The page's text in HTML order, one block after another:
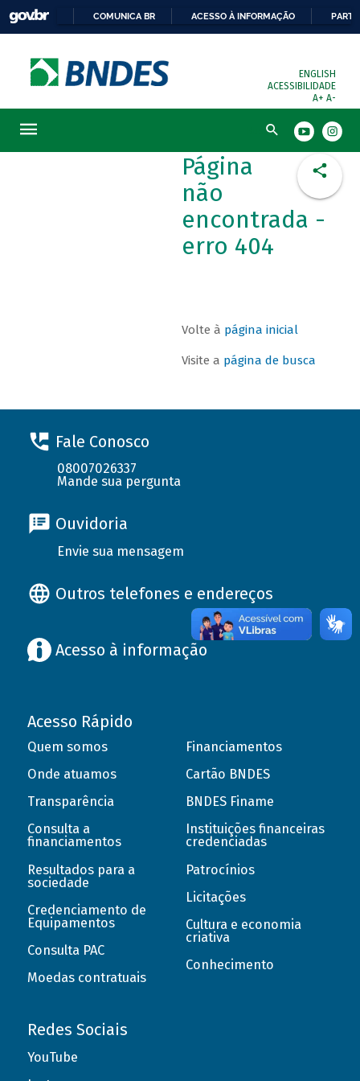
COMUNICA BR ACESSO À INFORMAÇÃO
ENGLISH
ACESSIBILIDADE
A+ A-
Busca
Página
não
encontrada -
erro 404
Volte à página inicial
Visite a página de busca
Fale Conosco
08007026337
Mande sua pergunta
Ouvidoria
Envie sua mensagem
Outros telefones e endereços
Acesso à informação
Acesso Rápido
Quem somos
Onde atuamos
Transparência
Consulta a
financiamentos
Resultados para a
sociedade
Credenciamento de
Equipamentos
Consulta PAC
Moedas contratuais
Financiamentos
Cartão BNDES
BNDES Finame
Instituições financeiras
credenciadas
Patrocínios
Licitações
Cultura e economia
criativa
Conhecimento
Redes Sociais
YouTube